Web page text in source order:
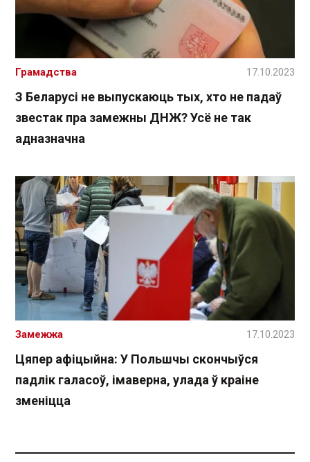
З Беларусі не выпускаюць тых, хто не падаў
звестак пра замежны ДНЖ? Усё не так
адназначна
Грамадства 17.10.2023
Цяпер афіцыйна: У Польшчы скончыўся
падлік галасоў, імаверна, улада ў краіне
зменіцца
Замежжа 17.10.2023